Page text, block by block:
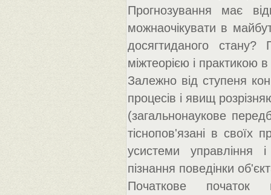
Прогнозування має
можнаочікувати в
досягтиданого
міжтеорією і практикою
Залежно від ступеня
процесів і явищ
(загальнонаукове
тіснопов'язані в своїх
усистеми управління
пізнання поведінки
Початкове